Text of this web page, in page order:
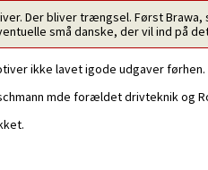
Der bliver trængsel. Først Brawa,
små danske, der vil ind på
ikke lavet igode udgaver førhen.
mde forældet drivteknik og